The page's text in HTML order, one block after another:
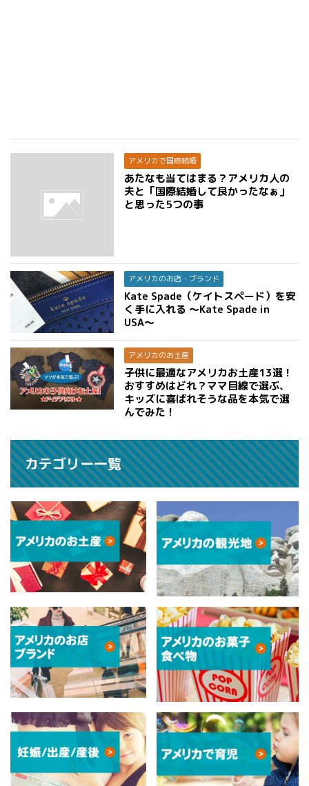
アメリカで国際結婚
あたなも当てはまる？アメリカ人の
夫と「国際結婚して良かったなぁ」
と思った5つの事
アメリカのお店・ブランド
Kate Spade（ケイトスペード）を安
く手に入れる 〜Kate Spade in
USA〜
アメリカのお土産
子供に最適なアメリカお土産13選！
おすすめはどれ？ママ目線で選ぶ、
キッズに喜ばれそうな品を本気で選
んでみた！
カテゴリー一覧